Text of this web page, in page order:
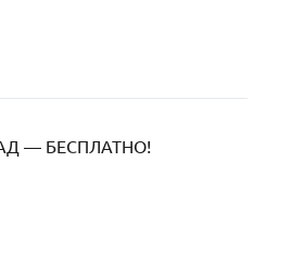
— БЕСПЛАТНО!